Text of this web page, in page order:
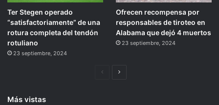
Ter Stegen operado
“satisfactoriamente” de una
rotura completa del tendón
rotuliano
23 septiembre, 2024
Ofrecen recompensa por
responsables de tiroteo en
Alabama que dejó 4 muertos
23 septiembre, 2024
PáginaSiguiente
Más vistas